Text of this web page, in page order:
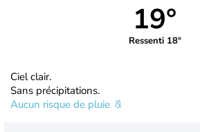
19°
Ressenti 18°
Ciel clair.
Sans précipitations.
Aucun risque de pluie